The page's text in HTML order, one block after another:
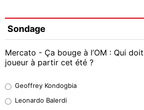
Sondage
Mercato - Ça bouge à l’OM : Qui
joueur à partir cet été ?
38%
Geoffrey Kondogbia
Leonardo Balerdi